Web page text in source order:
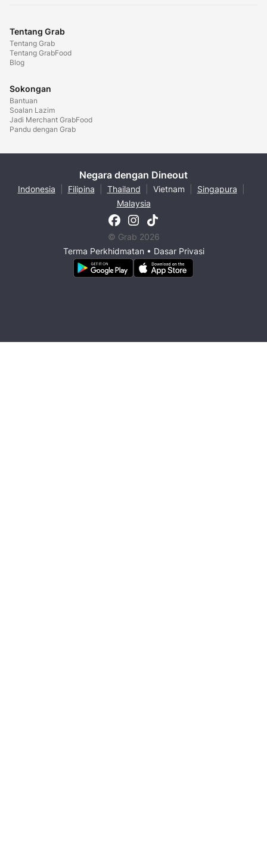
Tentang Grab
Tentang Grab
Tentang GrabFood
Blog
Sokongan
Bantuan
Soalan Lazim
Jadi Merchant GrabFood
Pandu dengan Grab
Negara dengan Dineout
Indonesia Filipina Thailand Vietnam Singapura
Malaysia
© Grab 2026
Terma Perkhidmatan• Dasar Privasi